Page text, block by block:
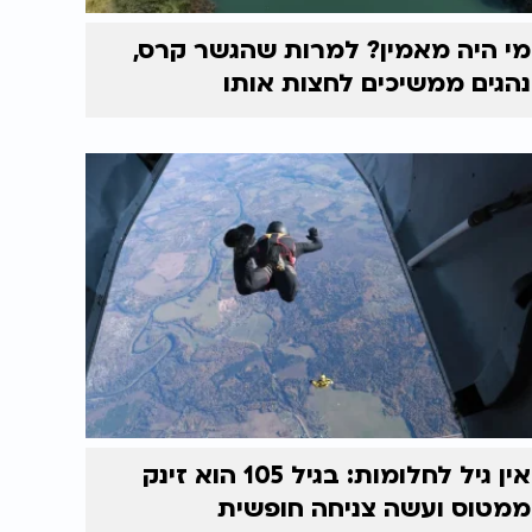
מי היה מאמין? למרות שהגשר קרס,
נהגים ממשיכים לחצות אותו
אין גיל לחלומות: בגיל 105 הוא זינק
ממטוס ועשה צניחה חופשית